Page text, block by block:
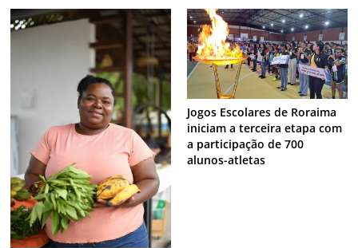
Jogos Escolares de Roraima
iniciam a terceira etapa com
a participação de 700
alunos-atletas